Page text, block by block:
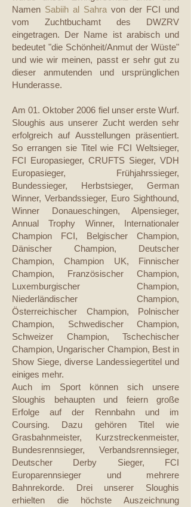
Namen Sabiih al Sahra von der FCI und
vom Zuchtbuchamt des DWZRV
eingetragen. Der Name ist arabisch und
bedeutet "die Schönheit/Anmut der Wüste"
und wie wir meinen, passt er sehr gut zu
dieser anmutenden und ursprünglichen
Hunderasse.
Am 01. Oktober 2006 fiel unser erste Wurf.
Sloughis aus unserer Zucht werden sehr
erfolgreich auf Ausstellungen präsentiert.
So errangen sie Titel wie FCI Weltsieger,
FCI Europasieger, CRUFTS Sieger, VDH
Europasieger, Frühjahrssieger,
Bundessieger, Herbstsieger, German
Winner, Verbandssieger, Euro Sighthound,
Winner Donaueschingen, Alpensieger,
Annual Trophy Winner, Internationaler
Champion FCI, Belgischer Champion,
Dänischer Champion, Deutscher
Champion, Champion UK, Finnischer
Champion, Französischer Champion,
Luxemburgischer Champion,
Niederländischer Champion,
Österreichischer Champion, Polnischer
Champion, Schwedischer Champion,
Schweizer Champion, Tschechischer
Champion, Ungarischer Champion, Best in
Show Siege, diverse Landessiegertitel und
einiges mehr.
Auch im Sport können sich unsere
Sloughis behaupten und feiern große
Erfolge auf der Rennbahn und im
Coursing. Dazu gehören Titel wie
Grasbahnmeister, Kurzstreckenmeister,
Bundesrennsieger, Verbandsrennsieger,
Deutscher Derby Sieger, FCI
Europarennsieger und mehrere
Bahnrekorde. Drei unserer Sloughis
erhielten die höchste Auszeichnung